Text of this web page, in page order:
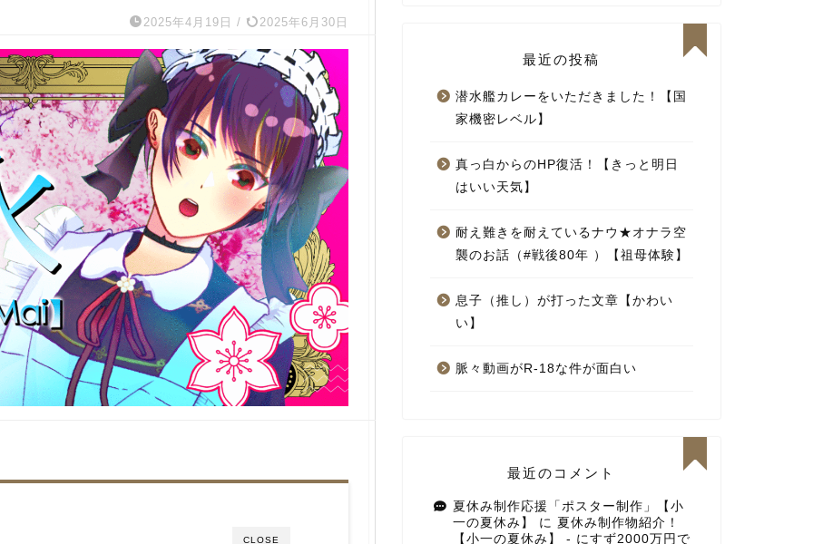
2025年4月19日 / 2025年6月30日
CLOSE
最近の投稿
潜水艦カレーをいただきました！【国
家機密レベル】
真っ白からのHP復活！【きっと明日
はいい天気】
耐え難きを耐えているナウ★オナラ空
襲のお話（#戦後80年 ）【祖母体験】
息子（推し）が打った文章【かわい
い】
脈々動画がR-18な件が面白い
最近のコメント
夏休み制作応援「ポスター制作」【小
一の夏休み】
に 夏休み制作物紹介！
【小一の夏休み】 - にすず2000万円で